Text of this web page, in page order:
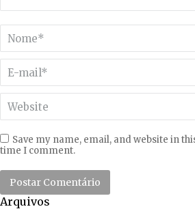
Nome *
E-mail *
Website
Save my name, email, and website in
time I comment.
Postar Comentário
Arquivos